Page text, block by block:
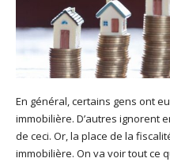
En général, certains gens ont
immobilière. D’autres ignorent
de ceci. Or, la place de la
immobilière. On va voir tout ce